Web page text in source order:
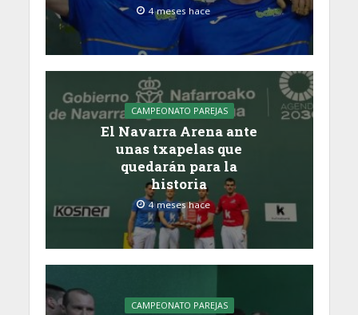
4 meses hace
CAMPEONATO PAREJAS
El Navarra Arena ante
unas txapelas que
quedarán para la
historia
4 meses hace
CAMPEONATO PAREJAS